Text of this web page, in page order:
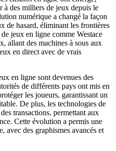
à des milliers de jeux depuis le
numérique a changé la façon
de hasard, éliminant les frontières
jeux en ligne comme Westace
allant des machines à sous aux
en direct avec de vrais
en ligne sont devenues des
de différents pays ont mis en
les joueurs, garantissant un
De plus, les technologies de
transactions, permettant aux
Cette évolution a permis une
avec des graphismes avancés et